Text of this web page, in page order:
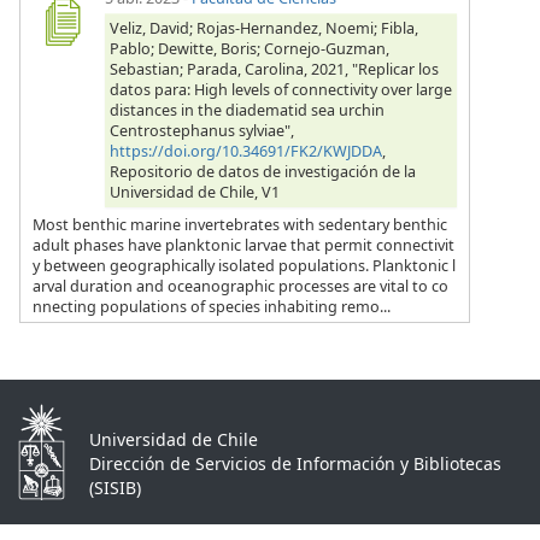
Veliz, David; Rojas-Hernandez, Noemi; Fibla,
Pablo; Dewitte, Boris; Cornejo-Guzman,
Sebastian; Parada, Carolina, 2021, "Replicar los
datos para: High levels of connectivity over large
distances in the diadematid sea urchin
Centrostephanus sylviae",
https://doi.org/10.34691/FK2/KWJDDA,
Repositorio de datos de investigación de la
Universidad de Chile, V1
Most benthic marine invertebrates with sedentary benthic
adult phases have planktonic larvae that permit connectivit
y between geographically isolated populations. Planktonic l
arval duration and oceanographic processes are vital to co
nnecting populations of species inhabiting remo...
Universidad de Chile
Dirección de Servicios de Información y Bibliotecas
(SISIB)